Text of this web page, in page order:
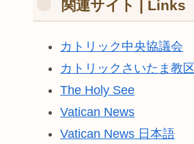
関連サイト | Links
カトリック中央協議会
カトリックさいたま教区
The Holy See
Vatican News
Vatican News 日本語